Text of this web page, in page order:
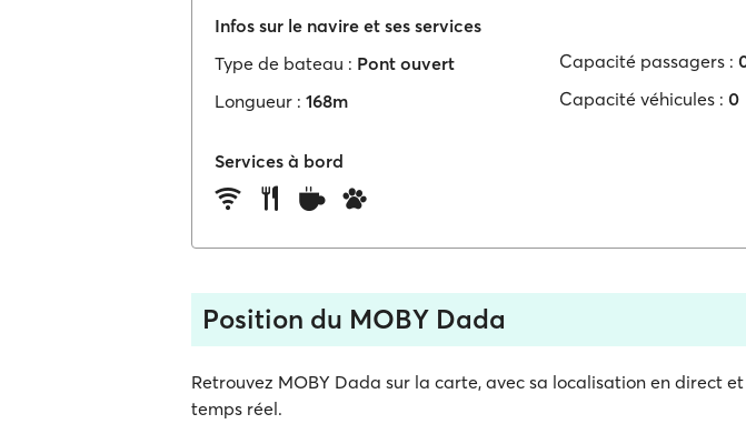
Infos sur le navire et ses services
Type de bateau : Pont ouvert
Longueur : 168m
Capacité passagers :
Capacité véhicules : 0
Services à bord
Position du MOBY Dada
Retrouvez MOBY Dada sur la carte, avec sa localisation en direct
temps réel.